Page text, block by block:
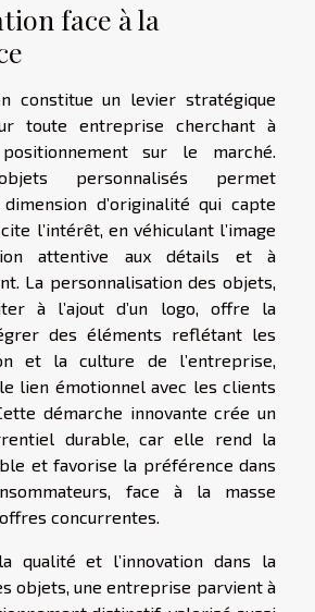
face à la
constitue un levier stratégique
toute entreprise cherchant à
sur le marché.
personnalisés permet
d’originalité qui capte
l’intérêt, en véhiculant l’image
attentive aux détails et à
La personnalisation des objets,
à l’ajout d’un logo, offre la
des éléments reflétant les
et la culture de l’entreprise,
lien émotionnel avec les clients
démarche innovante crée un
durable, car elle rend la
et favorise la préférence dans
face à la masse
concurrentes.
qualité et l’innovation dans la
objets, une entreprise parvient à